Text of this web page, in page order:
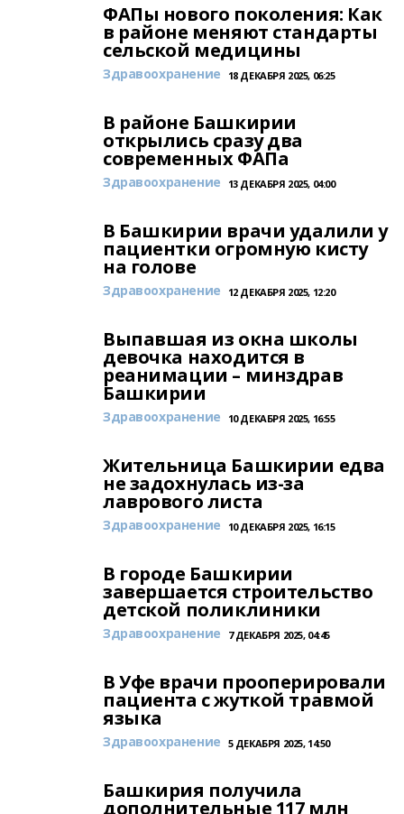
ФАПы нового поколения: Как
в районе меняют стандарты
сельской медицины
Здравоохранение 18 ДЕКАБРЯ 2025, 06:25
В районе Башкирии
открылись сразу два
современных ФАПа
Здравоохранение 13 ДЕКАБРЯ 2025, 04:00
В Башкирии врачи удалили у
пациентки огромную кисту
на голове
Здравоохранение 12 ДЕКАБРЯ 2025, 12:20
Выпавшая из окна школы
девочка находится в
реанимации – минздрав
Башкирии
Здравоохранение 10 ДЕКАБРЯ 2025, 16:55
Жительница Башкирии едва
не задохнулась из-за
лаврового листа
Здравоохранение 10 ДЕКАБРЯ 2025, 16:15
В городе Башкирии
завершается строительство
детской поликлиники
Здравоохранение 7 ДЕКАБРЯ 2025, 04:45
В Уфе врачи прооперировали
пациента с жуткой травмой
языка
Здравоохранение 5 ДЕКАБРЯ 2025, 14:50
Башкирия получила
дополнительные 117 млн